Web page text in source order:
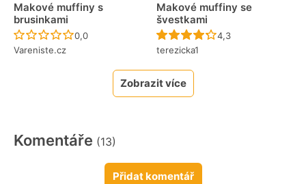
Makové muffiny s
brusinkami
Recept ještě nebyl hodnocen
0,0
Vareniste.cz
Makové muffiny se
švestkami
Recept ještě nebyl
4,3
terezicka1
Zobrazit více
Komentáře (13)
Přidat komentář